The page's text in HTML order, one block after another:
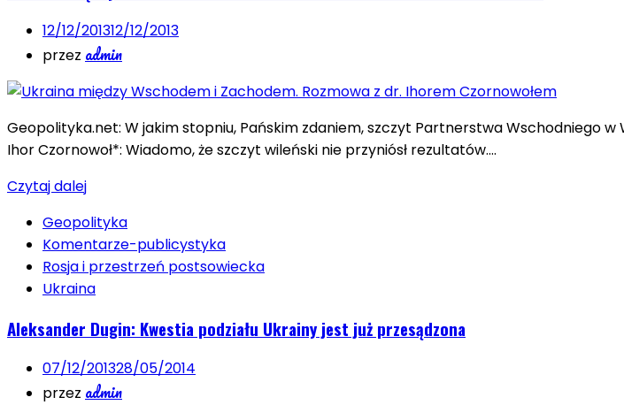
12/12/201312/12/2013
przez admin
Geopolityka.net: W jakim stopniu, Pańskim zdaniem, szczyt Partnerstwa Wschodniego
Ihor Czornowoł*: Wiadomo, że szczyt wileński nie przyniósł rezultatów….
Czytaj dalej
Geopolityka
Komentarze-publicystyka
Rosja i przestrzeń postsowiecka
Ukraina
Aleksander Dugin: Kwestia podziału Ukrainy jest już przesądzona
07/12/201328/05/2014
przez admin